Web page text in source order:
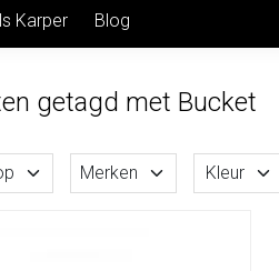
Karper Blog
getagd met Bucket
Merken Kleur